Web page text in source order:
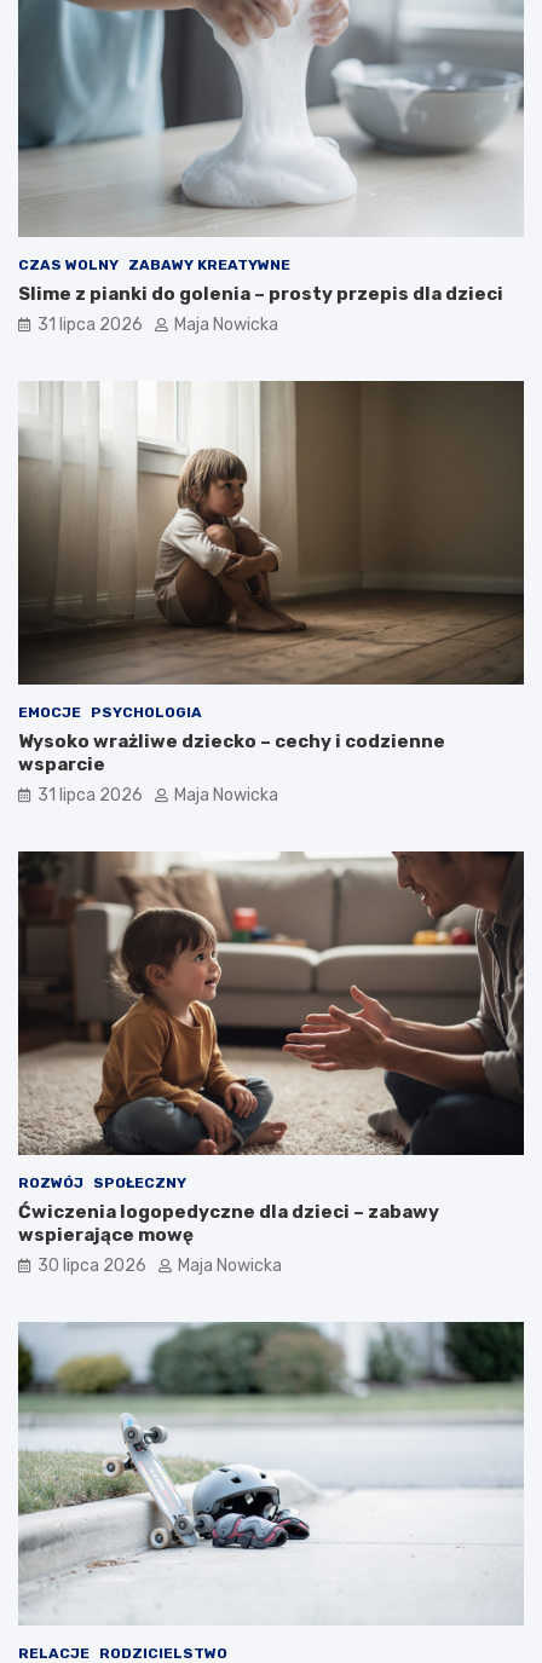
CZAS WOLNY ZABAWY KREATYWNE
Slime z pianki do golenia – prosty przepis dla dzieci
31 lipca 2026 Maja Nowicka
EMOCJE PSYCHOLOGIA
Wysoko wrażliwe dziecko – cechy i codzienne
wsparcie
31 lipca 2026 Maja Nowicka
ROZWÓJ SPOŁECZNY
Ćwiczenia logopedyczne dla dzieci – zabawy
wspierające mowę
30 lipca 2026 Maja Nowicka
RELACJE RODZICIELSTWO